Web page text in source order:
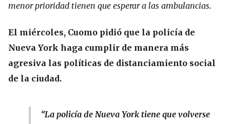
menor prioridad tienen que esperar a las ambulancias.
El miércoles, Cuomo pidió que la policía de
Nueva York haga cumplir de manera más
agresiva las políticas de distanciamiento social
de la ciudad.
“La policía de Nueva York tiene que volverse